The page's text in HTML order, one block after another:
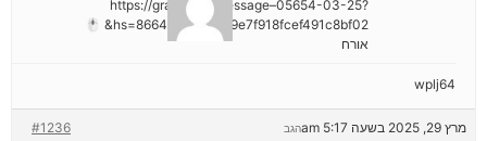
https://graph.org/Message–05654-03-25?
hs=8664c520642b9e7f918fcef491c8bf02& 🖱
אורח
wplj64
מרץ 29, 2025 בשעה 5:17 am #1236 הגב